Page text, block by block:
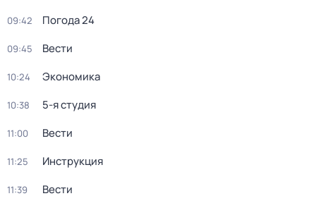
09:42 Погода 24
09:45 Вести
10:24 Экономика
10:38 5-я студия
11:00 Вести
11:25 Инструкция
11:39 Вести